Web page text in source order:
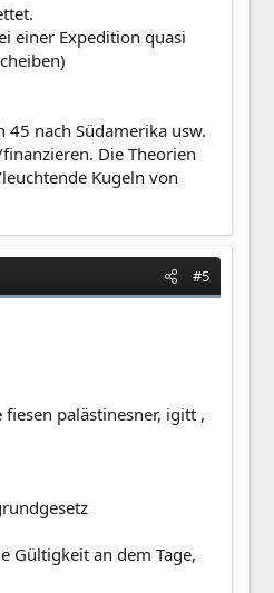
einer Expedition quasi
nach Südamerika usw.
Die Theorien
Kugeln von
#5
palästinesner, igitt ,
Gültigkeit an dem Tage,